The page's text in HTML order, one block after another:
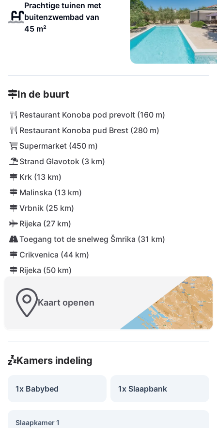
Prachtige tuinen met
buitenzwembad van
45 m²
In de buurt
Restaurant Konoba pod prevolt (160 m)
Restaurant Konoba pud Brest (280 m)
Supermarket (450 m)
Strand Glavotok (3 km)
Krk (13 km)
Malinska (13 km)
Vrbnik (25 km)
Rijeka (27 km)
Toegang tot de snelweg Šmrika (31 km)
Crikvenica (44 km)
Rijeka (50 km)
Kaart openen
Kamers indeling
1x Babybed 1x Slaapbank
Slaapkamer 1